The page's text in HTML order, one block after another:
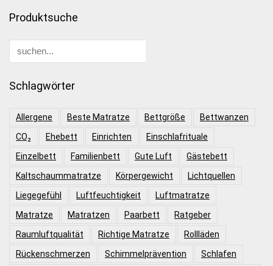
Produktsuche
Schlagwörter
Allergene Beste Matratze Bettgröße
Bettwanzen
CO₂
Ehebett Einrichten
Einschlafrituale
Einzelbett
Familienbett Gute Luft
Gästebett
Kaltschaummatratze
Körpergewicht
Lichtquellen
Liegegefühl
Luftfeuchtigkeit
Luftmatratze
Matratze
Matratzen Paarbett
Ratgeber
Raumluftqualität
Richtige Matratze
Rollläden
Rückenschmerzen
Schimmelprävention Schlafen